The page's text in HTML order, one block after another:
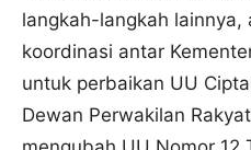
langkah-langkah lainnya,
koordinasi antar
untuk perbaikan UU
Dewan Perwakilan